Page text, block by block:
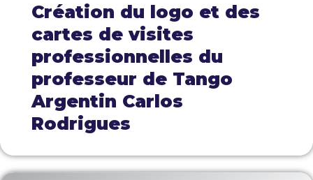
Création du logo et des
cartes de visites
professionnelles du
professeur de Tango
Argentin Carlos
Rodrigues